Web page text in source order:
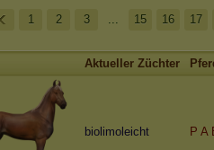
1 2 3 ... 15 16 17
Aktueller Züchter
biolimoleicht P A